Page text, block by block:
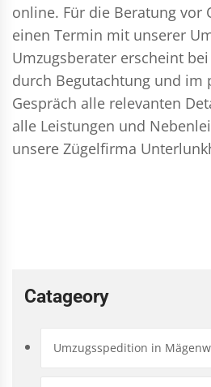
online. Für die Beratung vor
einen Termin mit unserer
Umzugsberater erscheint
durch Begutachtung und im
Gespräch alle relevanten
alle Leistungen und
unsere Zügelfirma
Catageory
Umzugsspedition in